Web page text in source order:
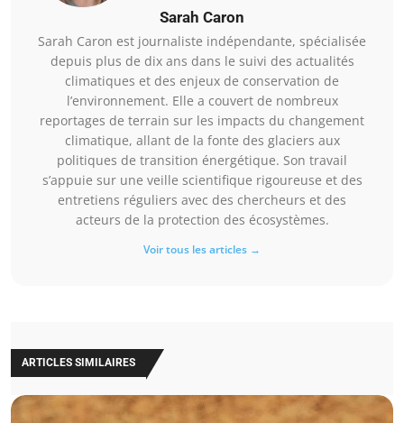
Sarah Caron
Sarah Caron est journaliste indépendante, spécialisée
depuis plus de dix ans dans le suivi des actualités
climatiques et des enjeux de conservation de
l’environnement. Elle a couvert de nombreux
reportages de terrain sur les impacts du changement
climatique, allant de la fonte des glaciers aux
politiques de transition énergétique. Son travail
s’appuie sur une veille scientifique rigoureuse et des
entretiens réguliers avec des chercheurs et des
acteurs de la protection des écosystèmes.
Voir tous les articles →
ARTICLES SIMILAIRES